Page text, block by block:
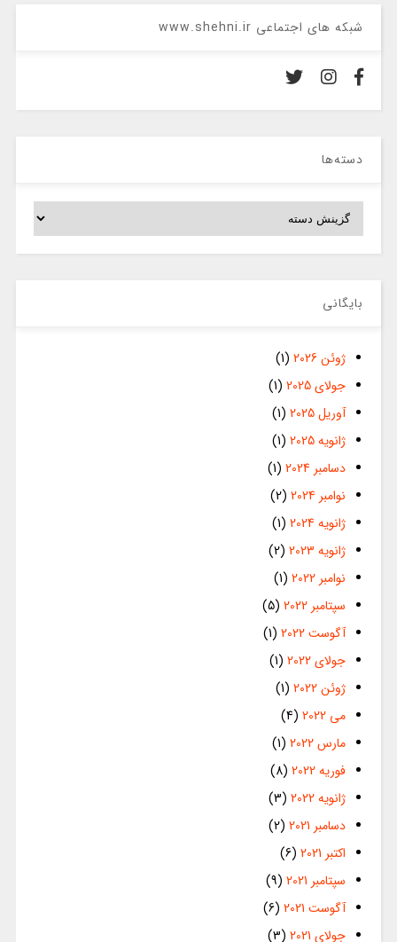
شبکه های اجتماعی www.shehni.ir
دسته‌ها
دسته‌ها
بایگانی
ژوئن 2026
(1)
جولای 2025
(1)
آوریل 2025
(1)
ژانویه 2025
(1)
دسامبر 2024
(1)
نوامبر 2024
(2)
ژانویه 2024
(1)
ژانویه 2023
(2)
نوامبر 2022
(1)
سپتامبر 2022
(5)
آگوست 2022
(1)
جولای 2022
(1)
ژوئن 2022
(1)
می 2022
(4)
مارس 2022
(1)
فوریه 2022
(8)
ژانویه 2022
(3)
دسامبر 2021
(2)
اکتبر 2021
(6)
سپتامبر 2021
(9)
آگوست 2021
(6)
جولای 2021
(3)